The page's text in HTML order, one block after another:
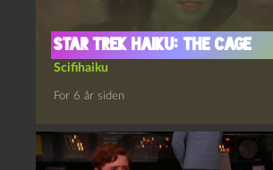
Star Trek haiku: The Cage
Scifihaiku
For 6 år siden